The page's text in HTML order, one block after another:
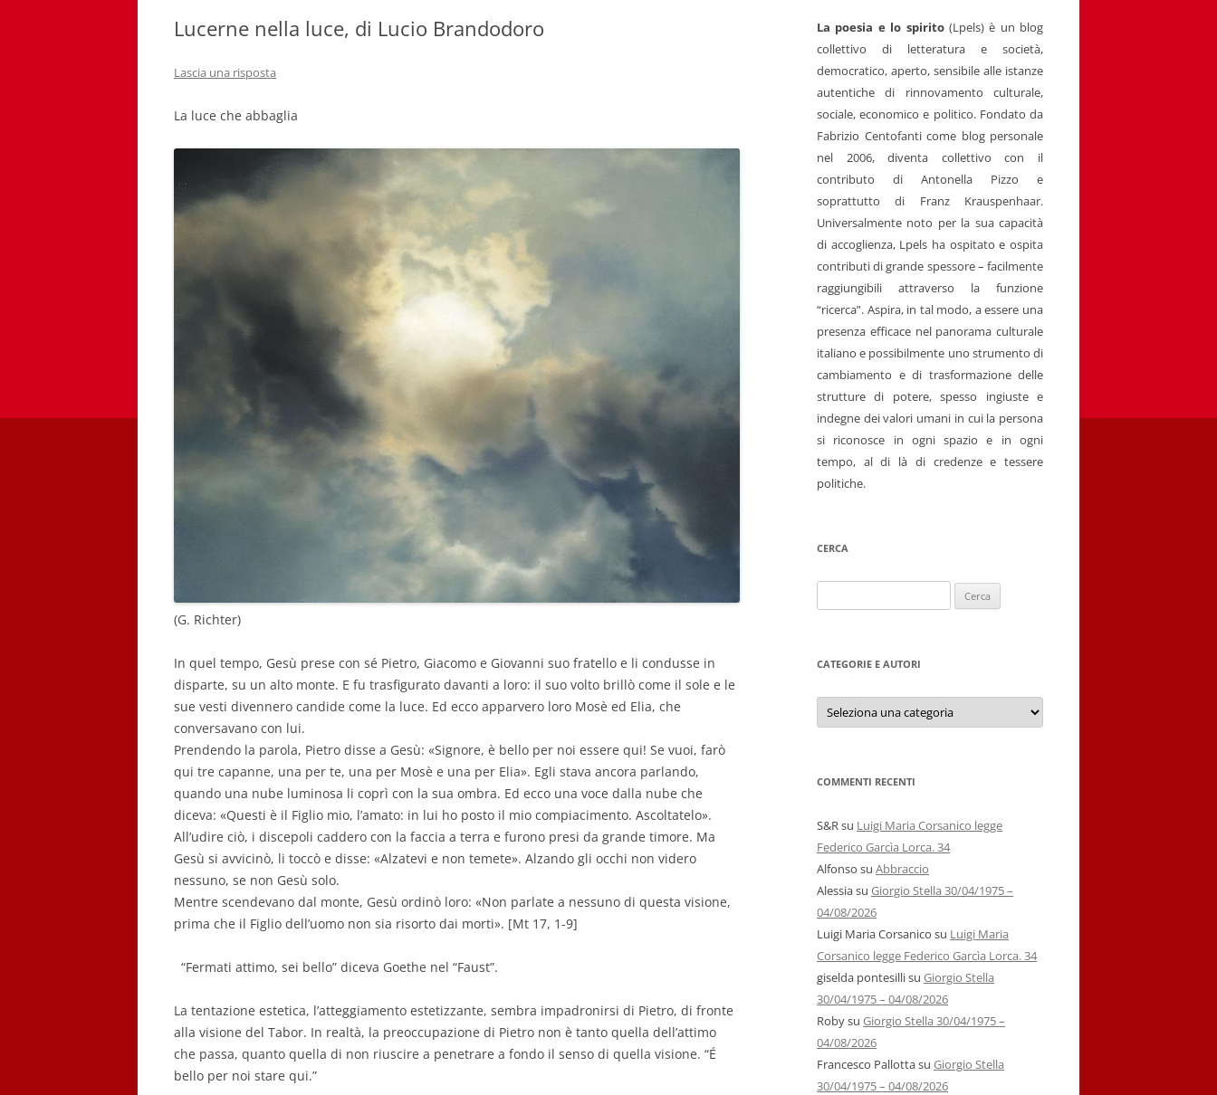
GIOVANNI NUSCIS
MARINO MAGLIANI
RICCARDO FERRAZZI
STEFANIE GOLISCH
Lucerne nella luce, di Lucio Brandodoro
Lascia una risposta
La luce che abbaglia
(G. Richter)
In quel tempo, Gesù prese con sé Pietro, Giacomo e Giovanni suo fratello e li condusse in
disparte, su un alto monte. E fu trasfigurato davanti a loro: il suo volto brillò come il sole e le
sue vesti divennero candide come la luce. Ed ecco apparvero loro Mosè ed Elia, che
conversavano con lui.
Prendendo la parola, Pietro disse a Gesù: «Signore, è bello per noi essere qui! Se vuoi, farò
qui tre capanne, una per te, una per Mosè e una per Elia». Egli stava ancora parlando,
quando una nube luminosa li coprì con la sua ombra. Ed ecco una voce dalla nube che
diceva: «Questi è il Figlio mio, l’amato: in lui ho posto il mio compiacimento. Ascoltatelo».
All’udire ciò, i discepoli caddero con la faccia a terra e furono presi da grande timore. Ma
Gesù si avvicinò, li toccò e disse: «Alzatevi e non temete». Alzando gli occhi non videro
nessuno, se non Gesù solo.
Mentre scendevano dal monte, Gesù ordinò loro: «Non parlate a nessuno di questa visione,
prima che il Figlio dell’uomo non sia risorto dai morti». [Mt 17, 1-9]
“Fermati attimo, sei bello” diceva Goethe nel “Faust”.
La tentazione estetica, l’atteggiamento estetizzante, sembra impadronirsi di Pietro, di fronte
alla visione del Tabor. In realtà, la preoccupazione di Pietro non è tanto quella dell’attimo
che passa, quanto quella di non riuscire a penetrare a fondo il senso di quella visione. “É
bello per noi stare qui.”
La poesia e lo spirito(Lpels) è un blog
collettivo di letteratura e società,
democratico, aperto, sensibile alle istanze
autentiche di rinnovamento culturale,
sociale, economico e politico. Fondato da
Fabrizio Centofanti come blog personale
nel 2006, diventa collettivo con il
contributo di Antonella Pizzo e
soprattutto di Franz Krauspenhaar.
Universalmente noto per la sua capacità
di accoglienza, Lpels ha ospitato e ospita
contributi di grande spessore – facilmente
raggiungibili attraverso la funzione
“ricerca”. Aspira, in tal modo, a essere una
presenza efficace nel panorama culturale
italiano e possibilmente uno strumento di
cambiamento e di trasformazione delle
strutture di potere, spesso ingiuste e
indegne dei valori umani in cui la persona
si riconosce in ogni spazio e in ogni
tempo, al di là di credenze e tessere
politiche.
CERCA
per:
CATEGORIE E AUTORI
Categorie
autori
COMMENTI RECENTI
S&Rsu Luigi Maria Corsanico legge
Federico Garcìa Lorca. 34
Alfonso su Abbraccio
Alessiasu Giorgio Stella 30/04/1975 –
04/08/2026
Luigi Maria Corsanico su Luigi Maria
Corsanico legge Federico Garcìa Lorca. 34
giselda pontesillisu Giorgio Stella
30/04/1975 – 04/08/2026
Robysu Giorgio Stella 30/04/1975 –
04/08/2026
Francesco Pallottasu Giorgio Stella
30/04/1975 – 04/08/2026